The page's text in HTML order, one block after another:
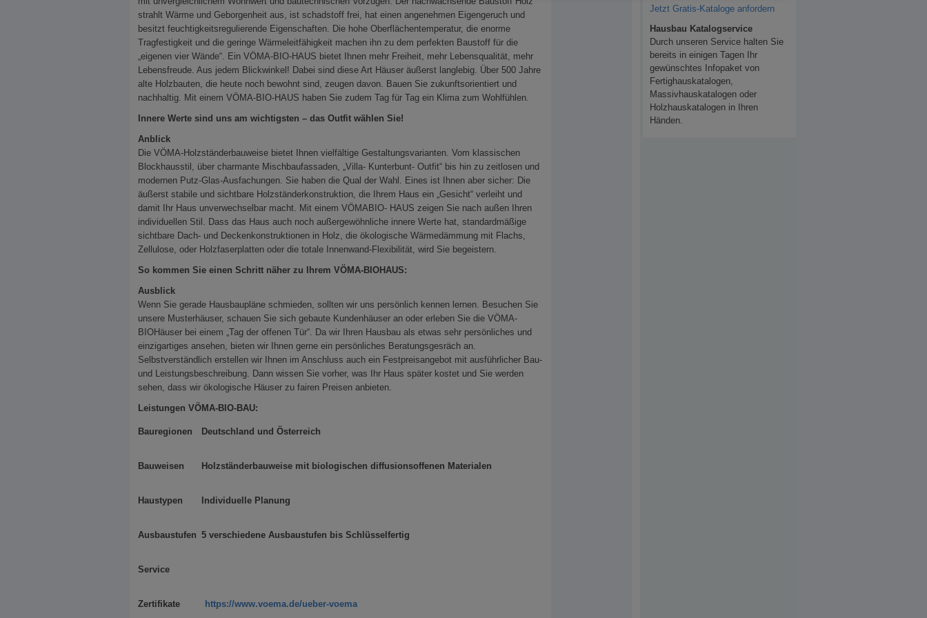
strahlt Wärme und Geborgenheit aus, ist schadstoff frei, hat einen angenehmen Eigengeruch und
besitzt feuchtigkeitsregulierende Eigenschaften. Die hohe Oberflächentemperatur, die enorme
Tragfestigkeit und die geringe Wärmeleitfähigkeit machen ihn zu dem perfekten Baustoff für die
„eigenen vier Wände“. Ein VÖMA-BIO-HAUS bietet Ihnen mehr Freiheit, mehr Lebensqualität, mehr
Lebensfreude. Aus jedem Blickwinkel! Dabei sind diese Art Häuser äußerst langlebig. Über 500 Jahre
alte Holzbauten, die heute noch bewohnt sind, zeugen davon. Bauen Sie zukunftsorientiert und
nachhaltig. Mit einem VÖMA-BIO-HAUS haben Sie zudem Tag für Tag ein Klima zum Wohlfühlen.
Innere Werte sind uns am wichtigsten – das Outfit wählen Sie!
Anblick
Die VÖMA-Holzständerbauweise bietet Ihnen vielfältige Gestaltungsvarianten. Vom klassischen
Blockhausstil, über charmante Mischbaufassaden, „Villa- Kunterbunt- Outfit“ bis hin zu zeitlosen und
modernen Putz-Glas-Ausfachungen. Sie haben die Qual der Wahl. Eines ist Ihnen aber sicher: Die
äußerst stabile und sichtbare Holzständerkonstruktion, die Ihrem Haus ein „Gesicht“ verleiht und
damit Ihr Haus unverwechselbar macht. Mit einem VÖMABIO- HAUS zeigen Sie nach außen Ihren
individuellen Stil. Dass das Haus auch noch außergewöhnliche innere Werte hat, standardmäßige
sichtbare Dach- und Deckenkonstruktionen in Holz, die ökologische Wärmedämmung mit Flachs,
Zellulose, oder Holzfaserplatten oder die totale Innenwand-Flexibilität, wird Sie begeistern.
So kommen Sie einen Schritt näher zu Ihrem VÖMA-BIOHAUS:
Ausblick
Wenn Sie gerade Hausbaupläne schmieden, sollten wir uns persönlich kennen lernen. Besuchen Sie
unsere Musterhäuser, schauen Sie sich gebaute Kundenhäuser an oder erleben Sie die VÖMA-
BIOHäuser bei einem „Tag der offenen Tür“. Da wir Ihren Hausbau als etwas sehr persönliches und
einzigartiges ansehen, bieten wir Ihnen gerne ein persönliches Beratungsgesräch an.
Selbstverständlich erstellen wir Ihnen im Anschluss auch ein Festpreisangebot mit ausführlicher Bau-
und Leistungsbeschreibung. Dann wissen Sie vorher, was Ihr Haus später kostet und Sie werden
sehen, dass wir ökologische Häuser zu fairen Preisen anbieten.
Leistungen VÖMA-BIO-BAU:
Bauregionen Deutschland und Österreich
Bauweisen Holzständerbauweise mit biologischen diffusionsoffenen Materialen
Haustypen Individuelle Planung
Ausbaustufen 5 verschiedene Ausbaustufen bis Schlüsselfertig
Service
Zertifikate https://www.voema.de/ueber-voema
Jetzt Gratis-Kataloge anfordern
Hausbau Katalogservice
Durch unseren Service halten Sie
bereits in einigen Tagen Ihr
gewünschtes Infopaket von
Fertighauskatalogen,
Massivhauskatalogen oder
Holzhauskatalogen in Ihren
Händen.